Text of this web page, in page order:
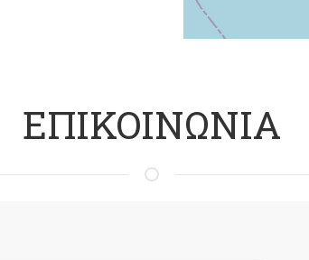
ΕΠΙΚΟΙΝΩΝΙΑ